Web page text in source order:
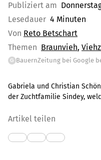
Publiziert am
Lesedauer 4 Minuten
Von Reto Betschart
Themen Braunvieh
G BauernZeitung bei Google
Gabriela und Christian
der Zuchtfamilie Sindey,
Artikel teilen